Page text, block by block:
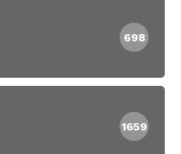
698
1659